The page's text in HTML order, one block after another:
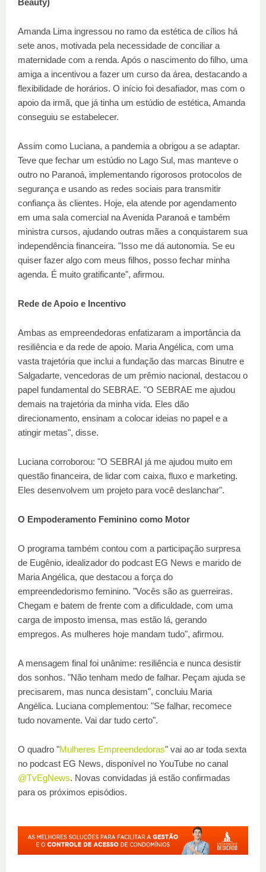
Amanda Lima ingressou no ramo da estética de cílios há
sete anos, motivada pela necessidade de conciliar a
maternidade com a renda. Após o nascimento do filho, uma
amiga a incentivou a fazer um curso da área, destacando a
flexibilidade de horários. O início foi desafiador, mas com o
apoio da irmã, que já tinha um estúdio de estética, Amanda
conseguiu se estabelecer.
Assim como Luciana, a pandemia a obrigou a se adaptar.
Teve que fechar um estúdio no Lago Sul, mas manteve o
outro no Paranoá, implementando rigorosos protocolos de
segurança e usando as redes sociais para transmitir
confiança às clientes. Hoje, ela atende por agendamento
em uma sala comercial na Avenida Paranoá e também
ministra cursos, ajudando outras mães a conquistarem sua
independência financeira. "Isso me dá autonomia. Se eu
quiser fazer algo com meus filhos, posso fechar minha
agenda. É muito gratificante", afirmou.
Rede de Apoio e Incentivo
Ambas as empreendedoras enfatizaram a importância da
resiliência e da rede de apoio. Maria Angélica, com uma
vasta trajetória que inclui a fundação das marcas Binutre e
Salgadarte, vencedoras de um prêmio nacional, destacou o
papel fundamental do SEBRAE. "O SEBRAE me ajudou
demais na trajetória da minha vida. Eles dão
direcionamento, ensinam a colocar ideias no papel e a
atingir metas", disse.
Luciana corroborou: "O SEBRAI já me ajudou muito em
questão financeira, de lidar com caixa, fluxo e marketing.
Eles desenvolvem um projeto para você deslanchar".
O Empoderamento Feminino como Motor
O programa também contou com a participação surpresa
de Eugênio, idealizador do podcast EG News e marido de
Maria Angélica, que destacou a força do
empreendedorismo feminino. "Vocês são as guerreiras.
Chegam e batem de frente com a dificuldade, com uma
carga de imposto imensa, mas estão lá, gerando
empregos. As mulheres hoje mandam tudo", afirmou.
A mensagem final foi unânime: resiliência e nunca desistir
dos sonhos. "Não tenham medo de falhar. Peçam ajuda se
precisarem, mas nunca desistam", concluiu Maria
Angélica. Luciana complementou: "Se falhar, recomece
tudo novamente. Vai dar tudo certo".
O quadro "Mulheres Empreendedoras" vai ao ar toda sexta
no podcast EG News, disponível no YouTube no canal
@TvEgNews. Novas convidadas já estão confirmadas
para os próximos episódios.